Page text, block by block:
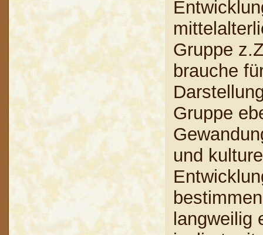
Gruppe
brauche
Gruppe
und
langweilig